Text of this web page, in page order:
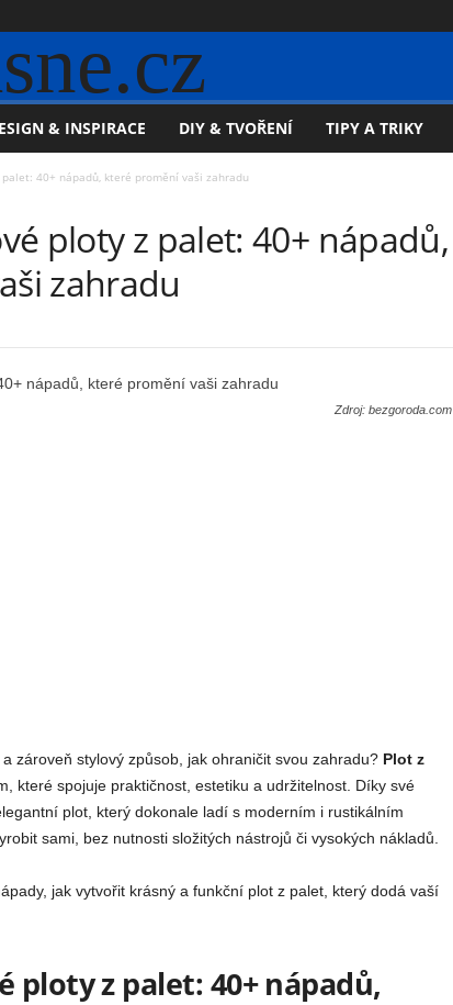
& INSPIRACE DIY & TVOŘENÍ TIPY A TRIKY
40+ nápadů, které promění vaši zahradu
ploty z palet: 40+ nápadů,
zahradu
Zdroj: bezgoroda.com
zároveň stylový způsob, jak ohraničit svou zahradu? Plot z
které spojuje praktičnost, estetiku a udržitelnost. Díky své
plot, který dokonale ladí s moderním i rustikálním
sami, bez nutnosti složitých nástrojů či vysokých nákladů.
jak vytvořit krásný a funkční plot z palet, který dodá vaší
ploty z palet: 40+ nápadů,